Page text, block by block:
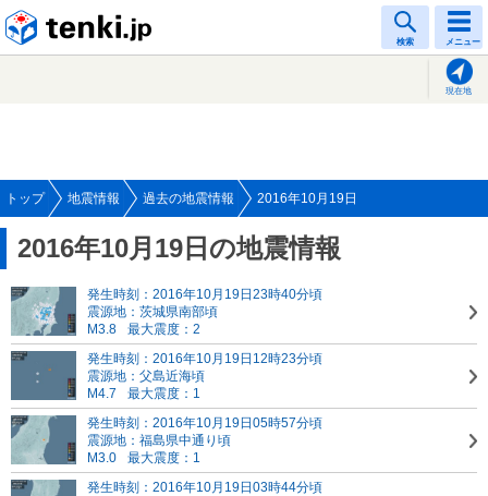
検索 メニュー
現在地
トップ 地震情報 過去の地震情報 2016年10月19日
2016年10月19日の地震情報
発生時刻：2016年10月19日23時40分頃
震源地：茨城県南部頃
M3.8
最大震度：2
発生時刻：2016年10月19日12時23分頃
震源地：父島近海頃
M4.7
最大震度：1
発生時刻：2016年10月19日05時57分頃
震源地：福島県中通り頃
M3.0
最大震度：1
発生時刻：2016年10月19日03時44分頃